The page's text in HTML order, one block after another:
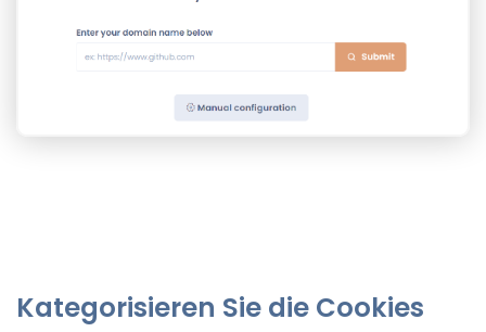
Kategorisieren Sie die Cookies